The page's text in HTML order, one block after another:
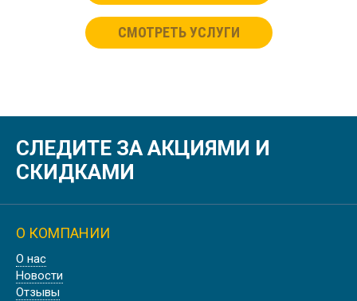
СМОТРЕТЬ УСЛУГИ
СЛЕДИТЕ ЗА АКЦИЯМИ И
СКИДКАМИ
О КОМПАНИИ
О нас
Новости
Отзывы